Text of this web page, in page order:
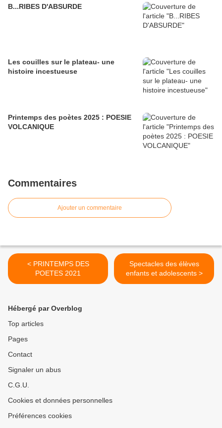
B...RIBES D'ABSURDE
Les couilles sur le plateau- une
histoire incestueuse
Printemps des poètes 2025 : POESIE
VOLCANIQUE
Commentaires
Ajouter un commentaire
< PRINTEMPS DES
POETES 2021
Spectacles des élèves
enfants et adolescents >
Hébergé par Overblog
Top articles
Pages
Contact
Signaler un abus
C.G.U.
Cookies et données personnelles
Préférences cookies